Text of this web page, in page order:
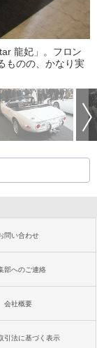
龍妃」。フロン
ものの、かなり実
問い合わせ
部へのご連絡
会社概要
引法に基づく表示